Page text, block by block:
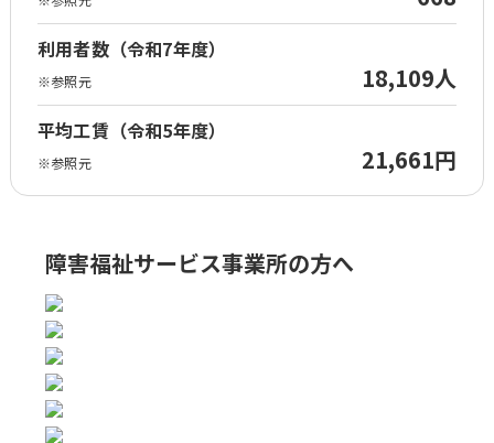
利用者数（令和7年度）
※参照元 18,109人
平均工賃（令和5年度）
※参照元 21,661円
障害福祉サービス事業所の方へ